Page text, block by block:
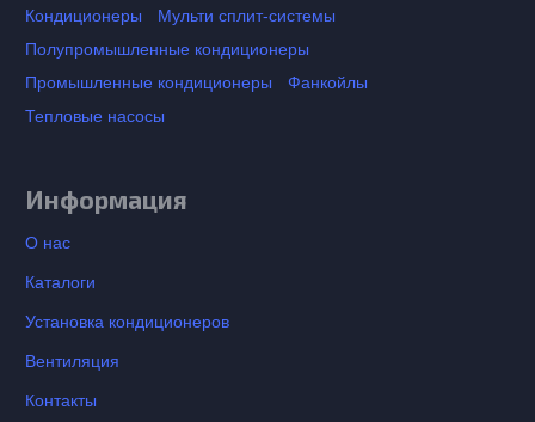
Кондиционеры
Мульти сплит-системы
Полупромышленные кондиционеры
Промышленные кондиционеры
Фанкойлы
Тепловые насосы
Информация
О нас
Каталоги
Установка кондиционеров
Вентиляция
Контакты